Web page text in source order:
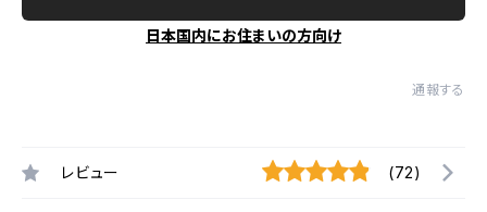
日本国内にお住まいの方向け
通報する
レビュー (72)